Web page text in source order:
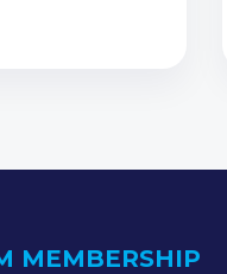
MEMBERSHIP